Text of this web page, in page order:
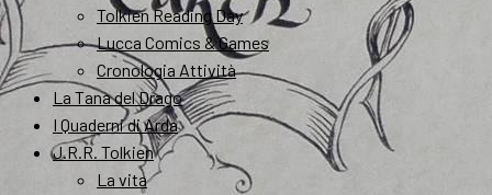
Tolkien Reading Day
Lucca Comics & Games
Cronologia Attività
La Tana del Drago
I Quaderni di Arda
J.R.R. Tolkien
La vita